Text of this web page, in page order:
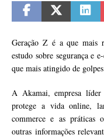
Geração Z é a que mais
estudo sobre segurança e
que mais atingido de
A Akamai, empresa
protege a vida online,
commerce e as práticas
outras informações